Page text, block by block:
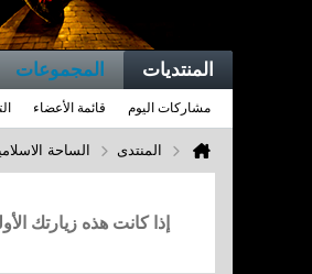
المنتديات المجموعات
مشاركات اليوم قائمة الأعضاء
المنتدى الساحة
إذا كانت هذه زيارتك